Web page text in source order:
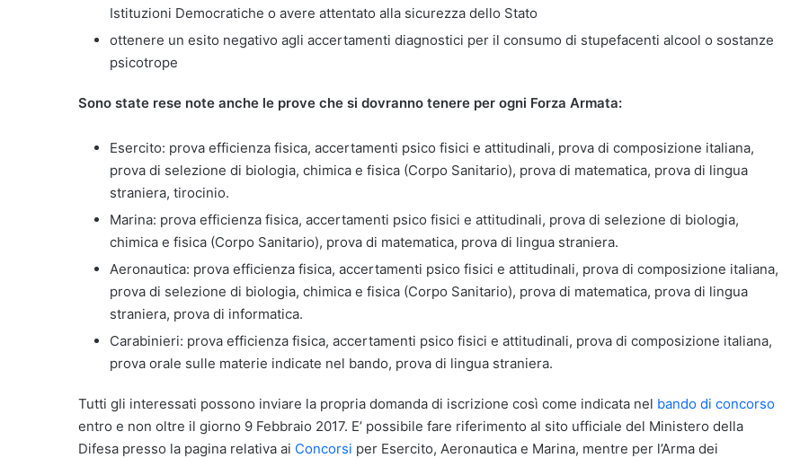
Istituzioni Democratiche o avere attentato alla sicurezza dello Stato
ottenere un esito negativo agli accertamenti diagnostici per il consumo di stupefacenti alcool o sostanze
psicotrope
Sono state rese note anche le prove che si dovranno tenere per ogni Forza Armata:
Esercito: prova efficienza fisica, accertamenti psico fisici e attitudinali, prova di composizione italiana,
prova di selezione di biologia, chimica e fisica (Corpo Sanitario), prova di matematica, prova di lingua
straniera, tirocinio.
Marina: prova efficienza fisica, accertamenti psico fisici e attitudinali, prova di selezione di biologia,
chimica e fisica (Corpo Sanitario), prova di matematica, prova di lingua straniera.
Aeronautica: prova efficienza fisica, accertamenti psico fisici e attitudinali, prova di composizione italiana,
prova di selezione di biologia, chimica e fisica (Corpo Sanitario), prova di matematica, prova di lingua
straniera, prova di informatica.
Carabinieri: prova efficienza fisica, accertamenti psico fisici e attitudinali, prova di composizione italiana,
prova orale sulle materie indicate nel bando, prova di lingua straniera.
Tutti gli interessati possono inviare la propria domanda di iscrizione così come indicata nel bando di concorso
entro e non oltre il giorno 9 Febbraio 2017. E’ possibile fare riferimento al sito ufficiale del Ministero della
Difesa presso la pagina relativa ai Concorsi per Esercito, Aeronautica e Marina, mentre per l’Arma dei